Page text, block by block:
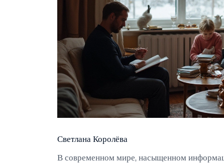
Светлана Королёва
В современном мире, насыщенном